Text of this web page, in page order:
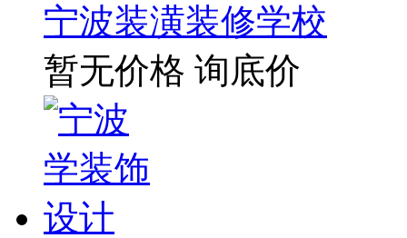
宁波装潢装修学校
暂无价格 询底价